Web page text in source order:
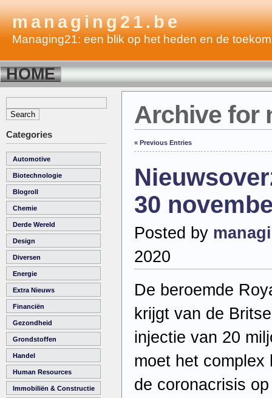
managing21.be
Managing21: een blik op het heden en de
HOME
Categories
Automotive
Biotechnologie
Blogroll
Chemie
Derde Wereld
Design
Diversen
Energie
Extra Nieuws
Financiën
Gezondheid
Grondstoffen
Handel
Human Resources
Immobiliën & Constructie
Archive for
« Previous Entries
30
Posted by
2020
De beroemde
krijgt van de
injectie van 20
moet het complex
de coronacrisis